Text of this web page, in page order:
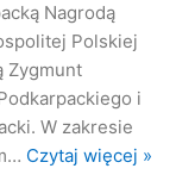
Nagrodą
Polskiej
Zygmunt
i
W zakresie
… Czytaj więcej »